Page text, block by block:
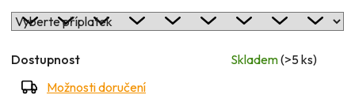
Dostupnost Skladem(>5 ks)
Možnosti doručení